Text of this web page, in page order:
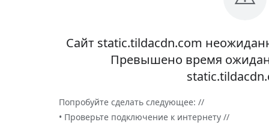
Сайт static.tildacdn.com
Превышено время
Попробуйте сделать следующее: //
• Проверьте подключение к интернету //